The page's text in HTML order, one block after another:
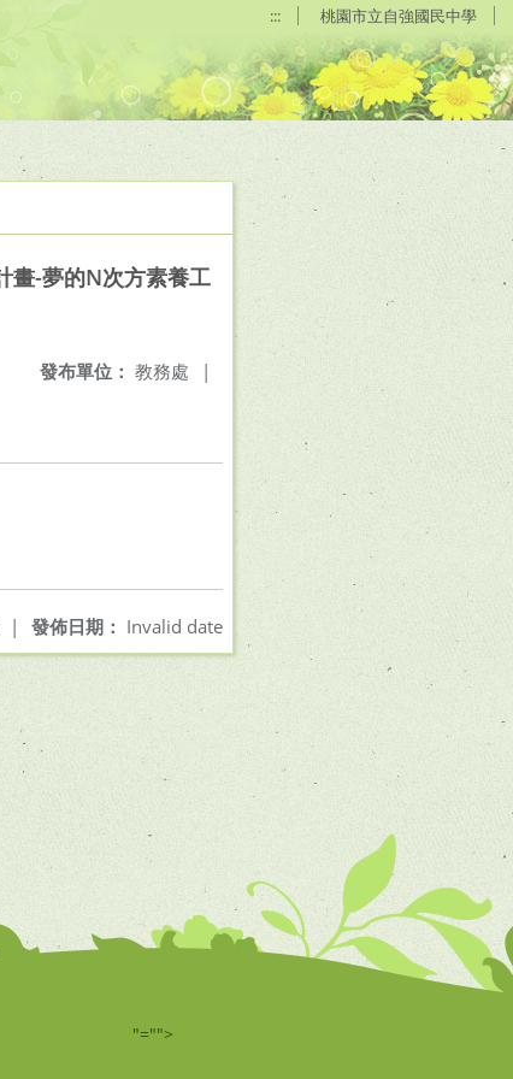
::: 桃園市立自強國民中學
畫-夢的N次方素養工
發布單位： 教務處 |
發佈日期： Invalid date
|
"="">